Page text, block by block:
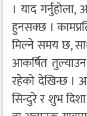
। याद
हुनसक्छ ।
मिल्ने समय छ,
आकर्षित
रहेको देखिन्छ ।
सिन्दुरे र शुभ